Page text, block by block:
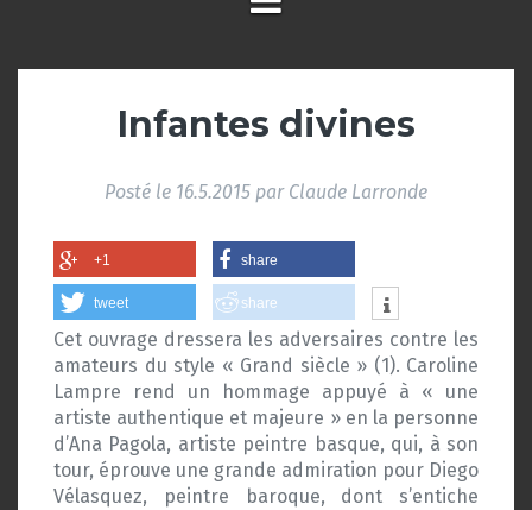
Infantes divines
Posté le 16.5.2015 par Claude Larronde
+1 share
tweet share
Cet ouvrage dressera les adversaires contre les
amateurs du style « Grand siècle » (1). Caroline
Lampre rend un hommage appuyé à « une
artiste authentique et majeure » en la personne
d’Ana Pagola, artiste peintre basque, qui, à son
tour, éprouve une grande admiration pour Diego
Vélasquez, peintre baroque, dont s’entiche